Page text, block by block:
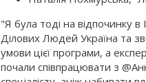
"Я була тоді на відпочинку в
Ділових Людей Україна та
умови цієї програми, а
почали співпрацювати з